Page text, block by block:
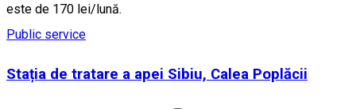
este de 170 lei/lună.
Public service
Stația de tratare a apei Sibiu, Calea Poplăcii